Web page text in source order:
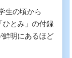
生の頃から
ひとみ」の付録
鮮明にあるほど